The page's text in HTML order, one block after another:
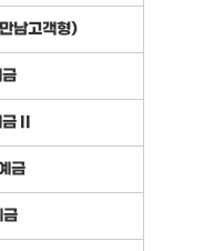
남고객형)
II
금